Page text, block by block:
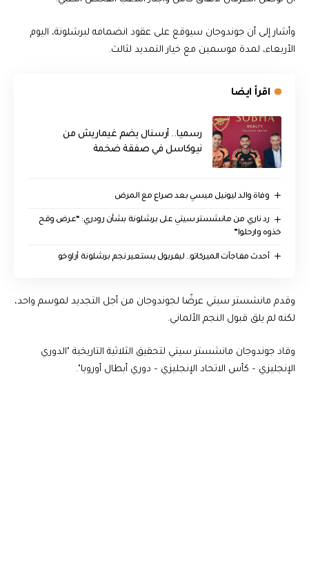
وأشار إلى أن جوندوجان سيوقع على عقود انضمامه لبرشلونة، اليوم
الأربعاء، لمدة موسمين مع خيار التمديد لثالث.
اقرأ ايضا
رسميا.. أرسنال يضم غيماريش من
نيوكاسل في صفقة ضخمة
وفاة والد ليونيل ميسي بعد صراع مع المرض
رد ناري من مانشستر سيتي على برشلونة بشأن رودري: “عرض وقح
خذوه وارحلوا”
أحدث مفاجآت الميركاتو.. ليفربول يستعير نجم برشلونة أراوخو
وقدم مانشستر سيتي عرضًا لجوندوجان من أجل التجديد لموسم واحد،
لكنه لم يلق قبول النجم الألماني.
وقاد جوندوجان مانشستر سيتي لتحقيق الثلاثية التاريخية "الدوري
الإنجليزي – كأس الاتحاد الإنجليزي – دوري أبطال أوروبا".